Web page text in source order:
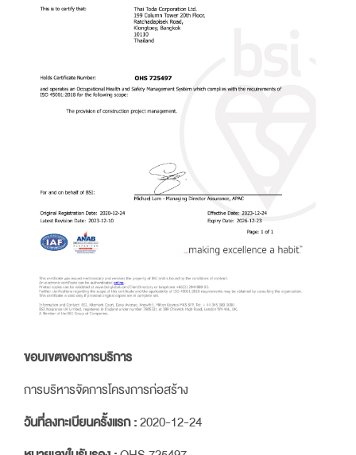
ขอบเขตของการบริการ
การบริหารจัดการโครงการก่อสร้าง
วันที่ลงทะเบียนครั้งแรก :2020-12-24